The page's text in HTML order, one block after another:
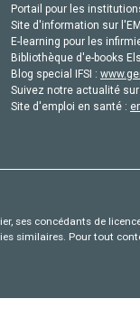
Portail pour les
Site d'information sur
E-learning pour les
Bibliothèque d'e-books
Blog special IFSI :
Suivez notre actualité
Site d'emploi en santé :
ses concédants de
similaires. Pour tout